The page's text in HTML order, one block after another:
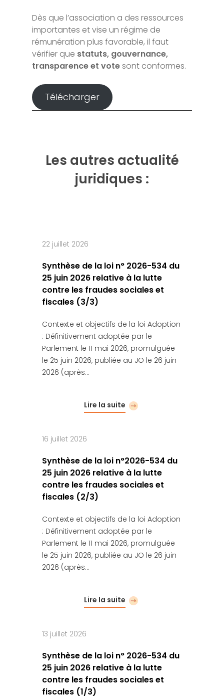
Dès que l’association a des ressources
importantes et vise un régime de
rémunération plus favorable, il faut
vérifier que statuts, gouvernance,
transparence et votesont conformes.
Télécharger
Les autres actualité
juridiques :
22 juillet 2026
Synthèse de la loi n° 2026-534 du
25 juin 2026 relative à la lutte
contre les fraudes sociales et
fiscales (3/3)
Contexte et objectifs de la loi Adoption
: Définitivement adoptée par le
Parlement le 11 mai 2026, promulguée
le 25 juin 2026, publiée au JO le 26 juin
2026 (après…
Lire la suite
16 juillet 2026
Synthèse de la loi n°2026-534 du
25 juin 2026 relative à la lutte
contre les fraudes sociales et
fiscales (2/3)
Contexte et objectifs de la loi Adoption
: Définitivement adoptée par le
Parlement le 11 mai 2026, promulguée
le 25 juin 2026, publiée au JO le 26 juin
2026 (après…
Lire la suite
13 juillet 2026
Synthèse de la loi n° 2026-534 du
25 juin 2026 relative à la lutte
contre les fraudes sociales et
fiscales (1/3)